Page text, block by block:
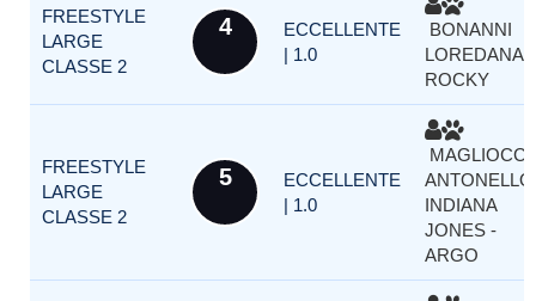
FREESTYLE
LARGE
CLASSE 2
4
ECCELLENTE
| 1.0
BONANNI
LOREDANA |
ROCKY
FREESTYLE
LARGE
CLASSE 2
5
ECCELLENTE
| 1.0
MAGLIOCCA
INDIANA
JONES -
ARGO